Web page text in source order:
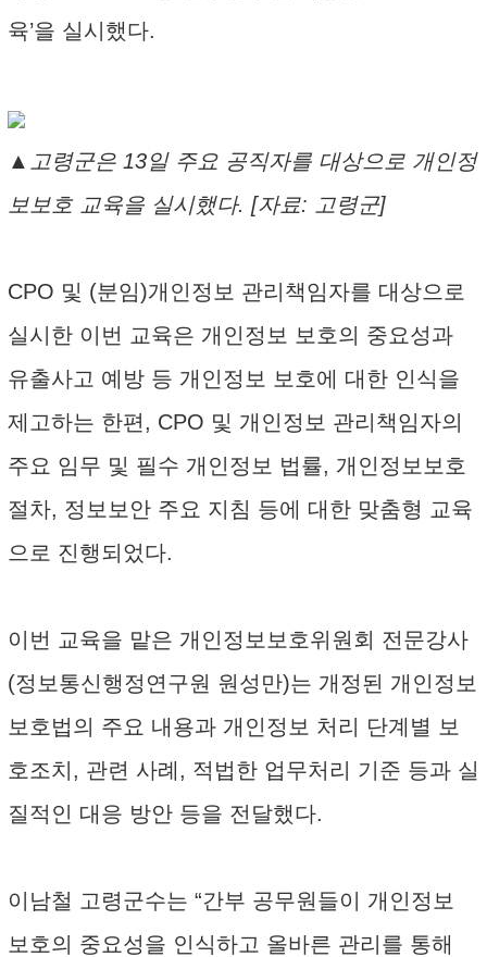
육’을 실시했다.
▲고령군은 13일 주요 공직자를 대상으로 개인정
보보호 교육을 실시했다. [자료: 고령군]
CPO 및 (분임)개인정보 관리책임자를 대상으로
실시한 이번 교육은 개인정보 보호의 중요성과
유출사고 예방 등 개인정보 보호에 대한 인식을
제고하는 한편, CPO 및 개인정보 관리책임자의
주요 임무 및 필수 개인정보 법률, 개인정보보호
절차, 정보보안 주요 지침 등에 대한 맞춤형 교육
으로 진행되었다.
이번 교육을 맡은 개인정보보호위원회 전문강사
(정보통신행정연구원 원성만)는 개정된 개인정보
보호법의 주요 내용과 개인정보 처리 단계별 보
호조치, 관련 사례, 적법한 업무처리 기준 등과 실
질적인 대응 방안 등을 전달했다.
이남철 고령군수는 “간부 공무원들이 개인정보
보호의 중요성을 인식하고 올바른 관리를 통해